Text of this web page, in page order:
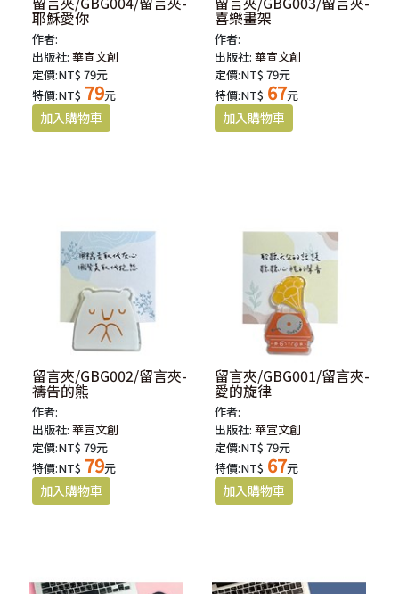
耶穌愛你
作者:
出版社:華宣文創
定價:NT$ 79元
特價:NT$ 79元
喜樂畫架
作者:
出版社:華宣文創
定價:NT$ 79元
特價:NT$ 67元
留言夾/GBG002/留言夾-
禱告的熊
作者:
出版社:華宣文創
定價:NT$ 79元
特價:NT$ 79元
留言夾/GBG001/留言夾-
愛的旋律
作者:
出版社:華宣文創
定價:NT$ 79元
特價:NT$ 67元